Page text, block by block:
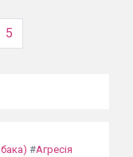
5
#Агресія